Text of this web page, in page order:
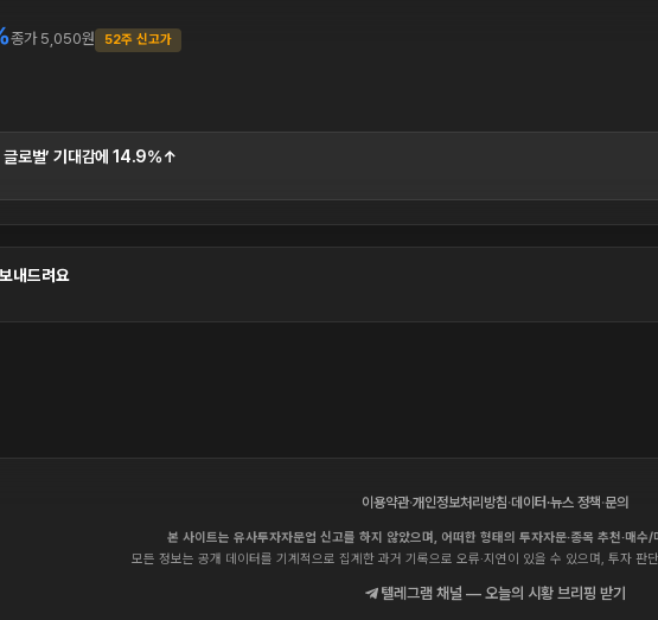
종가 5,050원 52주 신고가
글로벌’ 기대감에 14.9%↑
내드려요
이용약관·개인정보처리방침·데이터·뉴스 정책·문의
본 사이트는 유사투자자문업 신고를 하지 않았으며, 어떠한 형태의 투자자문·종목 추천·매수
모든 정보는 공개 데이터를 기계적으로 집계한 과거 기록으로 오류·지연이 있을 수 있으며, 투자 판
텔레그램 채널 — 오늘의 시황 브리핑 받기